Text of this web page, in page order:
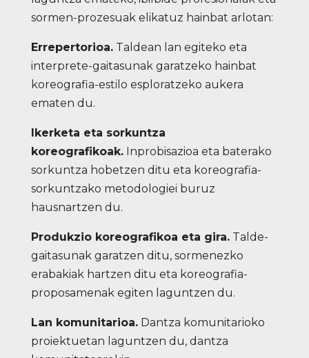
sormen-prozesuak elikatuz hainbat arlotan:
Errepertorioa.Taldean lan egiteko eta
interprete-gaitasunak garatzeko hainbat
koreografia-estilo esploratzeko aukera
ematen du.
Ikerketa eta sorkuntza
koreografikoak.Inprobisazioa eta baterako
sorkuntza hobetzen ditu eta koreografia-
sorkuntzako metodologiei buruz
hausnartzen du.
Produkzio koreografikoa eta gira.Talde-
gaitasunak garatzen ditu, sormenezko
erabakiak hartzen ditu eta koreografia-
proposamenak egiten laguntzen du.
Lan komunitarioa.Dantza komunitarioko
proiektuetan laguntzen du, dantza